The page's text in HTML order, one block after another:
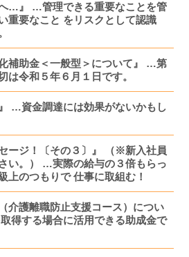
へ…』 …管理できる重要なことを管
重要なこと をリスクとして認識
補助金＜一般型＞について』 …第
は令和５年６月１日です。
…資金調達には効果がないかもし
ージ！〔その３〕』 （※新入社員
い。） …実際の給与の３倍もらっ
上のつもりで 仕事に取組む！
介護離職防止支援コース）につい
得する場合に活用できる助成金で